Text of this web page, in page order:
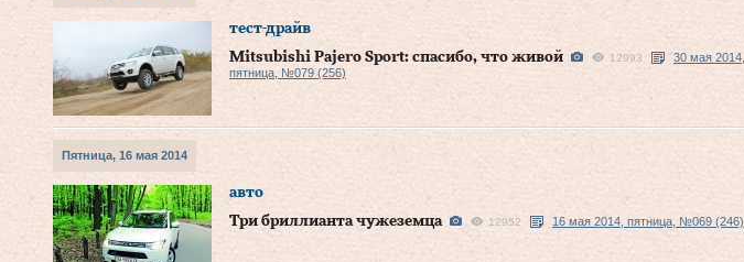
тест-драйв
Mitsubishi Pajero Sport: спасибо, что живой
12993
30 мая 2014,
пятница, №079 (256)
Пятница, 16 мая 2014
авто
Три бриллианта чужеземца
12952 16 мая 2014, пятница, №069 (246)